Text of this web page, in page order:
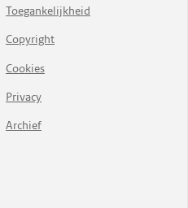
Toegankelijkheid
Copyright
Cookies
Privacy
Archief